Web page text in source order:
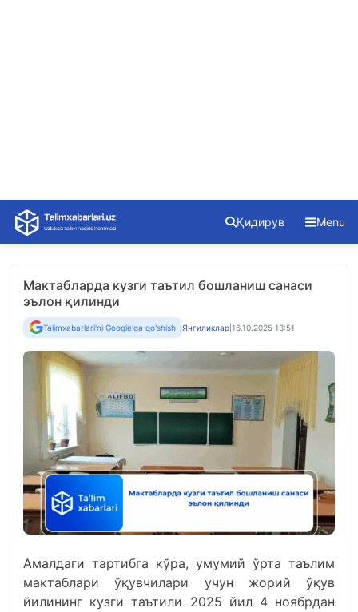
Skip
content
Қидирув Menu
Мактабларда кузги таътил бошланиш санаси
эълон қилинди
Talimxabarlari'ni Google'ga qo'shish Янгиликлар 16.10.2025 13:51
Амалдаги тартибга кўра, умумий ўрта таълим
мактаблари ўқувчилари учун жорий ўқув
йилининг кузги таътили 2025 йил 4 ноябрдан